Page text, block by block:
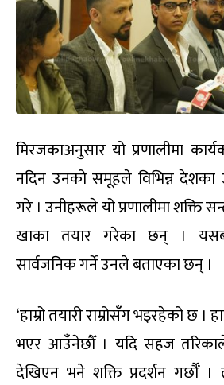
मिरजकाअनुसार यो प्रणालीमा
नदिन उनको समूहले विभिन्न देशका
गरे । उनीहरूले यो प्रणालीमा शक्ति
खाका तयार गरेका छन् ।
सार्वजनिक गर्ने उनले बताएका छन् ।
‘हाम्रो तयारी राम्रोसँग भइरहेको छ
भएर आउँनेछौँ । यदि सहज तरिकाले
देखिएन भने शक्ति प्रदर्शन गर्छौँ ।